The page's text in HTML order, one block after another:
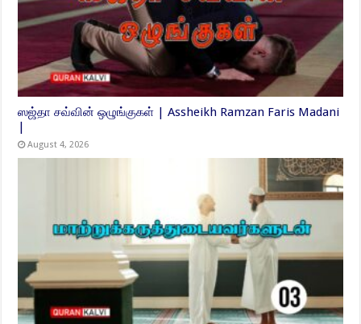
ஸஜ்தா சவ்வின் ஒழுங்குகள் | Assheikh Ramzan Faris Madani
|
August 4, 2026